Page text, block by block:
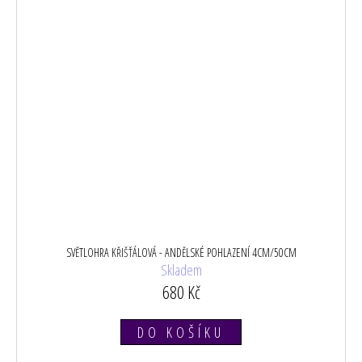
SVĚTLOHRA KŘIŠŤÁLOVÁ - ANDĚLSKÉ POHLAZENÍ 4CM/50CM
Skladem
680 Kč
DO KOŠÍKU